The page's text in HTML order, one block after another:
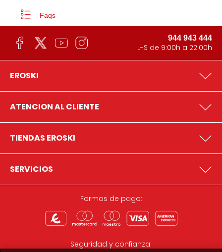
Faqs
944 943 444
L-S de 9:00h a 22:00h
EROSKI
ATENCION AL CLIENTE
TIENDAS EROSKI
SERVICIOS
Formas de pago:
Seguridad y confianza: